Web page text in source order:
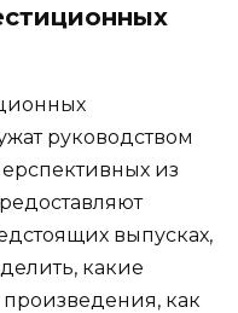
руководством
из
выпусках,
какие
как